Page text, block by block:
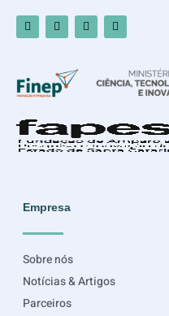
Empresa
Sobre nós
Notícias & Artigos
Parceiros